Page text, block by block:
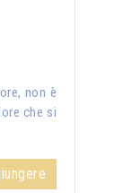
non è
che si